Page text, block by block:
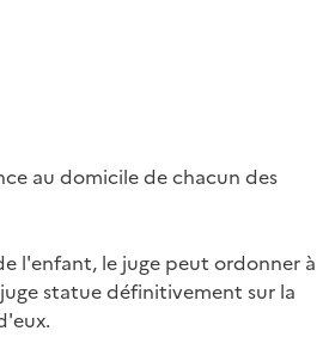
au domicile de chacun des
l'enfant, le juge peut ordonner à
statue définitivement sur la